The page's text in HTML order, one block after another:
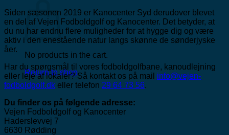
No products in the cart.
Return to shop
Siden sæsonen 2019 er Kanocenter Syd derudover blevet
en del af Vejen Fodboldgolf og Kanocenter. Det betyder, at
du nu har endnu flere muligheder for at hygge dig og være
aktiv i den enestående natur langs skønne de sønderjyske
åer.
Har du spørgsmål til vores fodboldgolfbane, kanoudlejning
eller leje af lokaler? Så kontakt os på mail info@vejen-
fodboldgolf.dk eller telefon 29 64 73 56.
Du finder os på følgende adresse:
Vejen Fodboldgolf og Kanocenter
Haderslevvej 7
6630 Rødding